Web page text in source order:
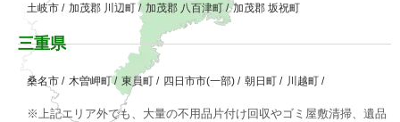
土岐市 / 加茂郡 川辺町/ 加茂郡 八百津町 / 加茂郡 坂祝町
三重県
桑名市 / 木曽岬町/ 東員町 / 四日市市(一部) / 朝日町 / 川越町 /
※上記エリア外でも、大量の不用品片付け回収やゴミ屋敷清掃、遺品